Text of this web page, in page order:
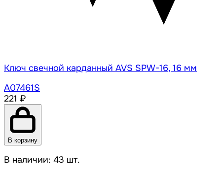
Ключ свечной карданный AVS SPW-16, 16 мм
A07461S
221 ₽
В корзину
В наличии: 43 шт.